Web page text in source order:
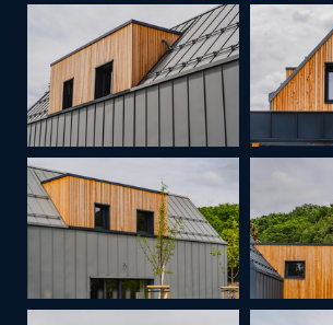
Mám zájem o dotovanou
Mám zájem o investiční